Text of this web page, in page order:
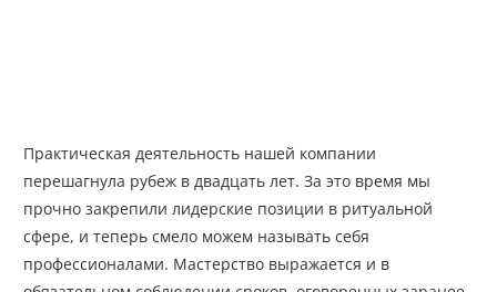
Практическая деятельность нашей компании
перешагнула рубеж в двадцать лет. За это время мы
прочно закрепили лидерские позиции в ритуальной
сфере, и теперь смело можем называть себя
профессионалами. Мастерство выражается и в